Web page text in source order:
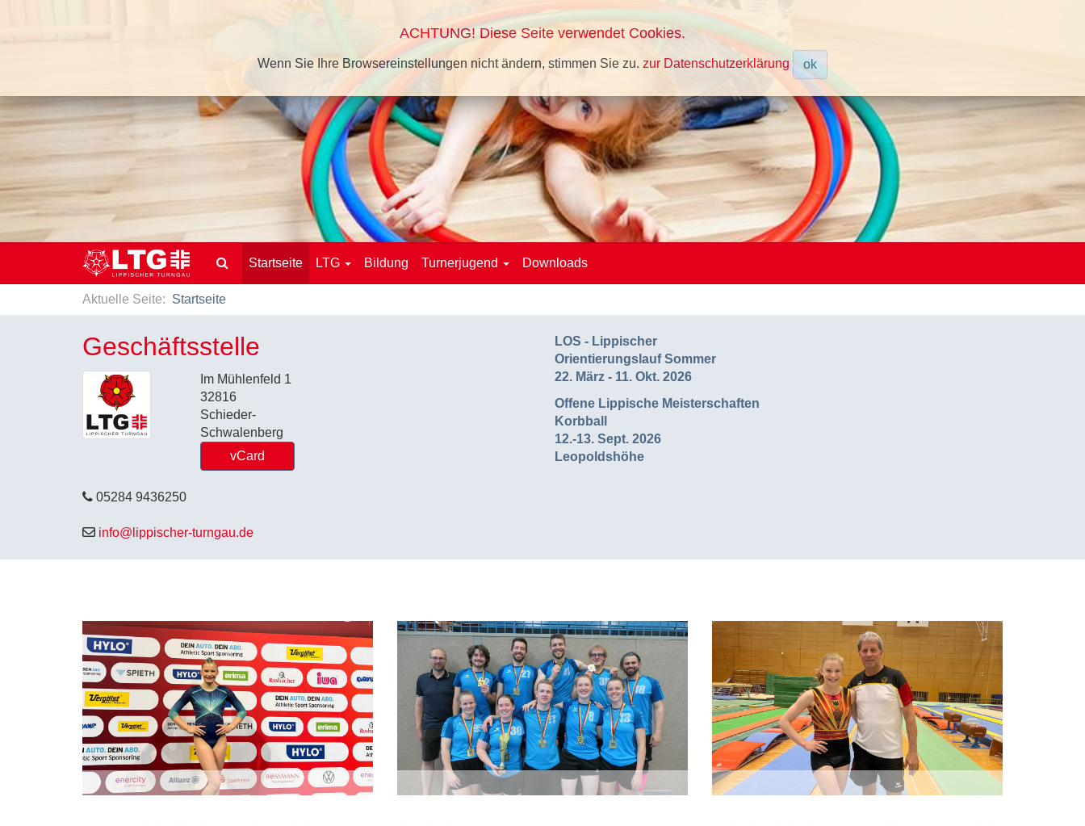
ACHTUNG! Diese Seite verwendet Cookies.
Wenn Sie Ihre Browsereinstellungen nicht ändern, stimmen Sie zu. zur Datenschutzerklärung ok
Startseite LTG Bildung Turnerjugend Downloads
Aktuelle Seite: Startseite
Geschäftsstelle
Im Mühlenfeld 1
32816
Schieder-
Schwalenberg
vCard
05284 9436250
info@lippischer-turngau.de
LOS - Lippischer
Orientierungslauf Sommer
22. März - 11. Okt. 2026
Offene Lippische Meisterschaften
Korbball
12.-13. Sept. 2026
Leopoldshöhe